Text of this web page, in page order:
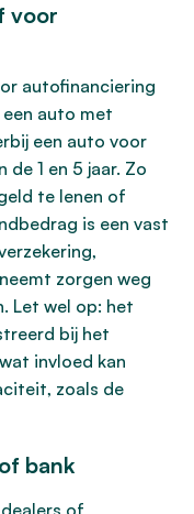
voor
autofinanciering
auto met
een auto voor
1 en 5 jaar. Zo
te lenen of
is een vast
zorgen weg
Let wel op: het
bij het
invloed kan
zoals de
bank
of